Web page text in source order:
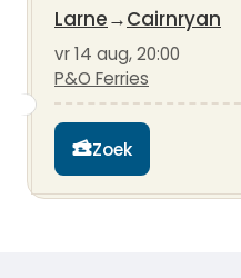
Larne→Cairnryan
vr 14 aug, 20:00
P&O Ferries
Zoek